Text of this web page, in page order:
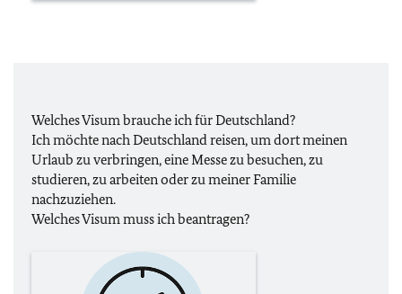
Welches Visum brauche ich für Deutschland?
Ich möchte nach Deutschland reisen, um dort meinen
Urlaub zu verbringen, eine Messe zu besuchen, zu
studieren, zu arbeiten oder zu meiner Familie
nachzuziehen.
Welches Visum muss ich beantragen?